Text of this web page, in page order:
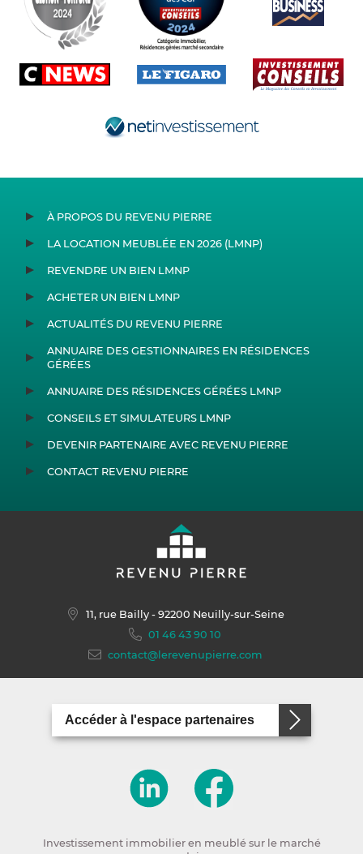
À PROPOS DU REVENU PIERRE
LA LOCATION MEUBLÉE EN 2026 (LMNP)
REVENDRE UN BIEN LMNP
ACHETER UN BIEN LMNP
ACTUALITÉS DU REVENU PIERRE
ANNUAIRE DES GESTIONNAIRES EN RÉSIDENCES
GÉRÉES
ANNUAIRE DES RÉSIDENCES GÉRÉES LMNP
CONSEILS ET SIMULATEURS LMNP
DEVENIR PARTENAIRE AVEC REVENU PIERRE
CONTACT REVENU PIERRE
11, rue Bailly- 92200 Neuilly-sur-Seine
01 46 43 90 10
contact@lerevenupierre.com
Accéder à l'espace partenaires
Investissement immobilier en meublé sur le marché